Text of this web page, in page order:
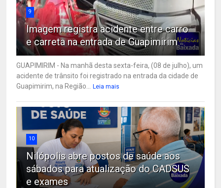
9
Imagem registra acidente entre carro
e carreta na entrada de Guapimirim
GUAPIMIRIM - Na manhã desta sexta-feira, (08 de julho), um
acidente de trânsito foi registrado na entrada da cidade de
Guapimirim, na Região...
Leia mais
10
Nilópolis abre postos de saúde aos
sábados para atualização do CADSUS
e exames